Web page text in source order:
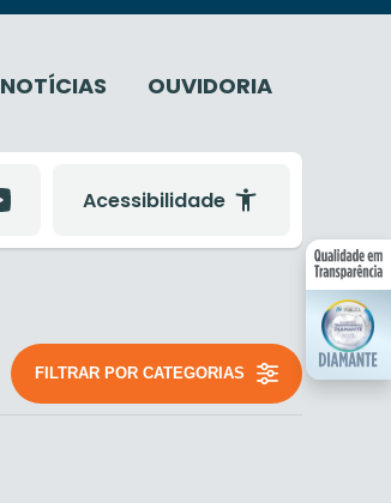
NOTÍCIAS OUVIDORIA
Acessibilidade
FILTRAR POR CATEGORIAS